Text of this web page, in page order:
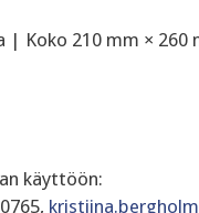
Koko 210 mm × 260
käyttöön: